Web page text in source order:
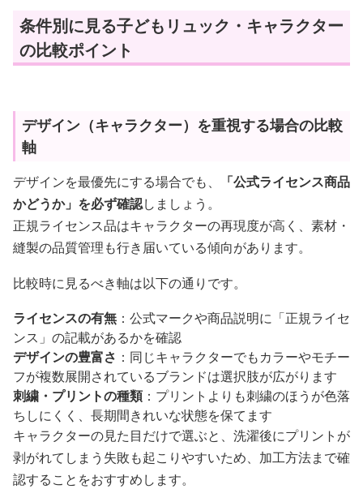
条件別に見る子どもリュック・キャラクター
の比較ポイント
デザイン（キャラクター）を重視する場合の比較
軸
デザインを最優先にする場合でも、
「公式ライセンス商品
かどうか」を必ず確認しましょう。
正規ライセンス品はキャラクターの再現度が高く、素材・
縫製の品質管理も行き届いている傾向があります。
比較時に見るべき軸は以下の通りです。
ライセンスの有無 ：公式マークや商品説明に「正規ライセ
ンス」の記載があるかを確認
デザインの豊富さ ：同じキャラクターでもカラーやモチー
フが複数展開されているブランドは選択肢が広がります
刺繍・プリントの種類：プリントよりも刺繍のほうが色落
ちしにくく、長期間きれいな状態を保てます
キャラクターの見た目だけで選ぶと、洗濯後にプリントが
剥がれてしまう失敗も起こりやすいため、加工方法まで確
認することをおすすめします。